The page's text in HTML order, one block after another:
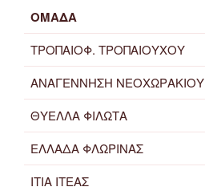
ΟΜΑΔΑ
ΤΡΟΠΑΙΟΦ. ΤΡΟΠΑΙΟΥΧΟΥ
ΑΝΑΓΕΝΝΗΣΗ ΝΕΟΧΩΡΑΚΙΟΥ
ΘΥΕΛΛΑ ΦΙΛΩΤΑ
ΕΛΛΑΔΑ ΦΛΩΡΙΝΑΣ
ΙΤΙΑ ΙΤΕΑΣ